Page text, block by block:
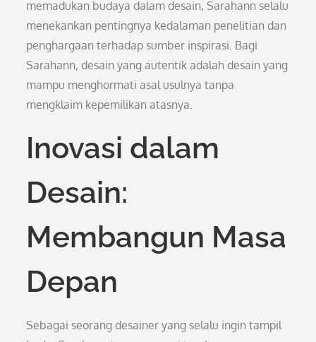
memadukan budaya dalam desain, Sarahann selalu
menekankan pentingnya kedalaman penelitian dan
penghargaan terhadap sumber inspirasi. Bagi
Sarahann, desain yang autentik adalah desain yang
mampu menghormati asal usulnya tanpa
mengklaim kepemilikan atasnya.
Inovasi dalam
Desain:
Membangun Masa
Depan
Sebagai seorang desainer yang selalu ingin tampil